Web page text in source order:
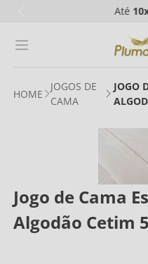
Até
JOGOS DE
CAMA
JOGO
Jogo de Cama
Algodão Cetim